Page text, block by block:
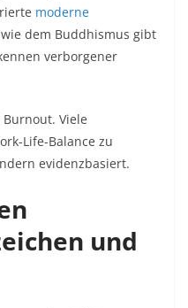
moderne
dem Buddhismus gibt
verborgener
Viele
Life-Balance zu
evidenzbasiert.​
und